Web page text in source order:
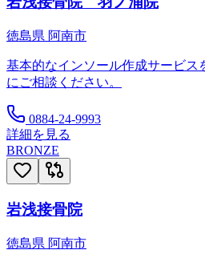
徳島県 阿南市
基本的なインソール作成サービス
にご相談ください。
0884-24-9993
詳細を見る
BRONZE
岩浅接骨院
徳島県 阿南市